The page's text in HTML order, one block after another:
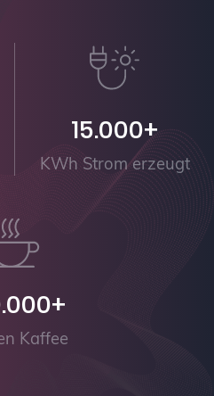
15.000+
KWh Strom erzeugt
Kaffee